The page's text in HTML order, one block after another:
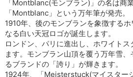
「Montblanc(モンブラン)」の名は商
「Montblanc」という万年筆が発売。
1910年、後のモンブランを象徴する
なる白い天冠ロゴが誕生します。
ロンドン、パリに進出し、ホワイト
ます。モンブラン山頂を覆う万年雪
るブランドの「誇り」が輝きます。
1924年、「Meisterstuck(マイスター